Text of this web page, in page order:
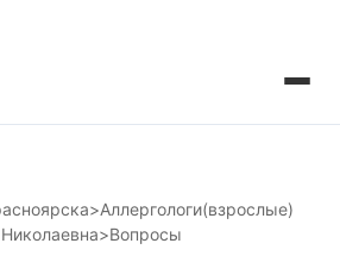
>Аллергологи(взрослые)
>Вопросы